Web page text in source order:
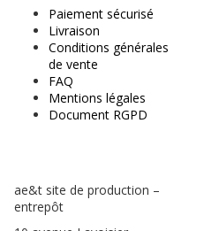
Paiement sécurisé
Livraison
Conditions générales
de vente
FAQ
Mentions légales
Document RGPD
ae&t site de production –
entrepôt